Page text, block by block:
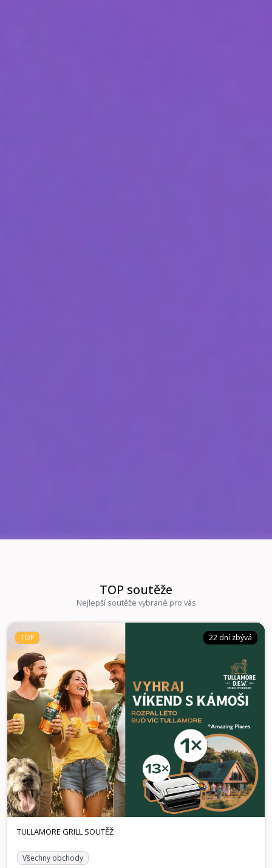
TOP soutěže
Nejlepší soutěže vybrané pro vás
TOP 22 dní zbývá
TULLAMORE GRILL SOUTĚŽ
Všechny obchody
TOP
Všechny obchody
TULLAMORE GRILL SOUTĚŽ
Spojte se s přáteli, otevřete láhev legendární irské whiskey
a hrajte o ceny, které dají vašim společným momentům ten
správný přípitek stačí jednoduše zaregistrovat účtenku!
Vyhrát můžete hlavní cenu v podobě exkluzivního pobytu s
Amazing Places v hodnotě 25 000 Kč na výjimečném místě,
stylové chatě nebo designovém hotelu. Ve hře je také 13
kontaktních grilů Tefal pro rychlou a snadnou přípravu
skvělého jídla, se kterými perfektně rozpálíte každé
zahradní setkání nebo pohodový večer doma, protože ty
nejlepší momenty vznikají, když jste spolu u dobrého jídla a
sklenky Tullamore.
Výhry:
1× Voucher Amazing Places v hodnotě 25.000 KČ, 13×